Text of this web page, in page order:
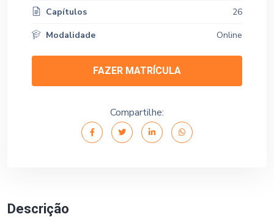
Descrição
Capítulos
26
Modalidade
Online
FAZER MATRÍCULA
Compartilhe: